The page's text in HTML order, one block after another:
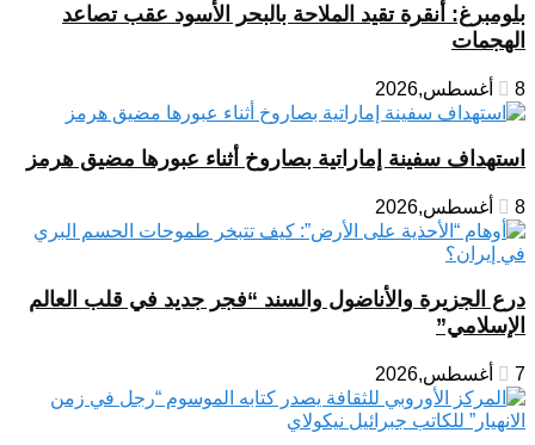
بلومبرغ: أنقرة تقيد الملاحة بالبحر الأسود عقب تصاعد
الهجمات
8 أغسطس,2026
استهداف سفينة إماراتية بصاروخ أثناء عبورها مضيق هرمز
8 أغسطس,2026
درع الجزيرة والأناضول والسند “فجر جديد في قلب العالم
الإسلامي”
7 أغسطس,2026